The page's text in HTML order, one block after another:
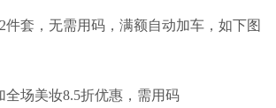
件套，无需用码，满额自动加车，如下图
全场美妆8.5折优惠，需用码